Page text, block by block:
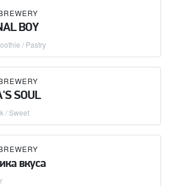
BOY
/ Pastry
SOUL
/ Sweet
вкуса